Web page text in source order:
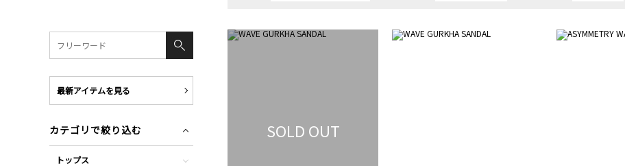
SOLD OUT
最新アイテムを見る
カテゴリで絞り込む
トップス